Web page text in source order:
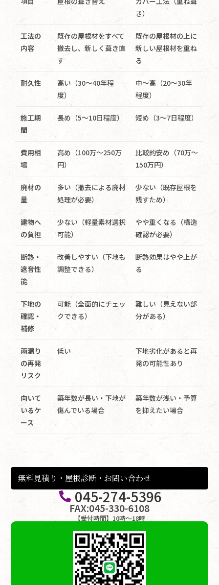
き）
工法の
内容
既存の屋根材をすべて
撤去し、新しく葺き直
す
既存の屋根材の上に
新しい屋根材を重ね
る
耐久性
高い（30～40年程
度）
中〜高（20～30年
程度）
施工期
間
長め（5〜10日程度） 短め（3〜7日程度）
費用相
場
高め（100万〜250万
円）
比較的安め（70万〜
150万円）
廃材の
量
多い（撤去による廃材
処理が必要）
少ない（既存屋根を
残すため）
建物へ
の負担
少ない（軽量素材選択
可能）
やや重くなる（構造
確認が必要）
断熱・
遮音性
能
改善しやすい（下地も
調整できる）
断熱効果はやや上が
る
下地の
確認・
補修
可能（全面的にチェッ
クできる）
難しい（見えない部
分がある）
雨漏り
の再発
リスク
低い
下地劣化があると再
発の可能性あり
向いて
いるケ
ース
築年数が長い・下地が
傷んでいる場合
築年数が浅い・予算
を抑えたい場合
無料見積り・屋根診断・お問い合わせ
045-274-5396
FAX:045-330-6108
【受付時間】10時〜18時